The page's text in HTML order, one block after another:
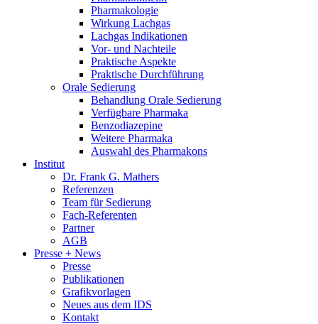
Pharmakologie
Wirkung Lachgas
Lachgas Indikationen
Vor- und Nachteile
Praktische Aspekte
Praktische Durchführung
Orale Sedierung
Behandlung Orale Sedierung
Verfügbare Pharmaka
Benzodiazepine
Weitere Pharmaka
Auswahl des Pharmakons
Institut
Dr. Frank G. Mathers
Referenzen
Team für Sedierung
Fach-Referenten
Partner
AGB
Presse + News
Presse
Publikationen
Grafikvorlagen
Neues aus dem IDS
Kontakt